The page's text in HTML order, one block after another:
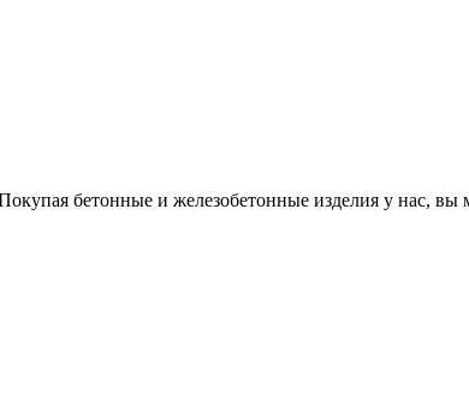
бетонные и железобетонные изделия у нас, вы